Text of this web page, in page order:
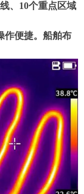
、10个重点区域
作便捷。船舶布